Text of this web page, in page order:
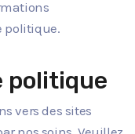
politique.
politique
vers des sites